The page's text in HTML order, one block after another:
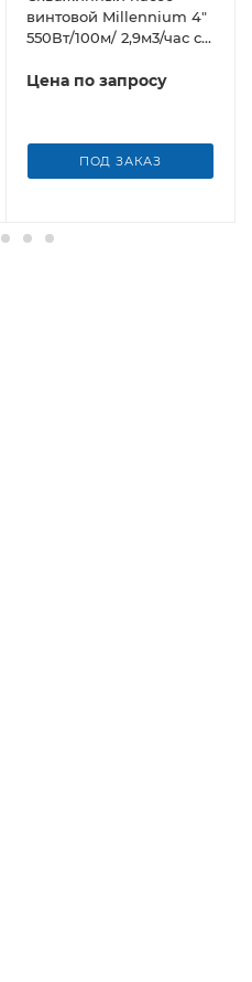
винтовой Millennium 4"
550Вт/100м/ 2,9м3/час с
корпусом
Цена по запросу
ПОД ЗАКАЗ